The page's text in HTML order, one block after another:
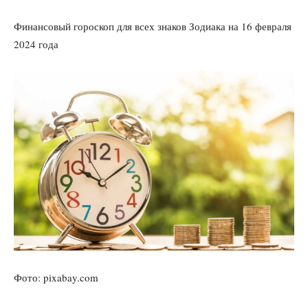
Финансовый гороскоп для всех знаков Зодиака на 16 февраля
2024 года
Фото: pixabay.com